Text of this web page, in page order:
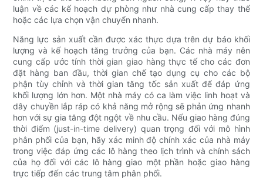
luận về các kế hoạch dự phòng như nhà cung cấp thay thế
hoặc các lựa chọn vận chuyển nhanh.
Năng lực sản xuất cần được xác thực dựa trên dự báo khối
lượng và kế hoạch tăng trưởng của bạn. Các nhà máy nên
cung cấp ước tính thời gian giao hàng thực tế cho các đơn
đặt hàng ban đầu, thời gian chế tạo dụng cụ cho các bộ
phận tùy chỉnh và thời gian tăng tốc sản xuất để đáp ứng
khối lượng lớn hơn. Một nhà máy có ca làm việc linh hoạt và
dây chuyền lắp ráp có khả năng mở rộng sẽ phản ứng nhanh
hơn với sự gia tăng đột ngột về nhu cầu. Nếu giao hàng đúng
thời điểm (just-in-time delivery) quan trọng đối với mô hình
phân phối của bạn, hãy xác minh độ chính xác của nhà máy
trong việc đáp ứng các lô hàng theo lịch trình và chính sách
của họ đối với các lô hàng giao một phần hoặc giao hàng
trực tiếp đến các trung tâm phân phối.